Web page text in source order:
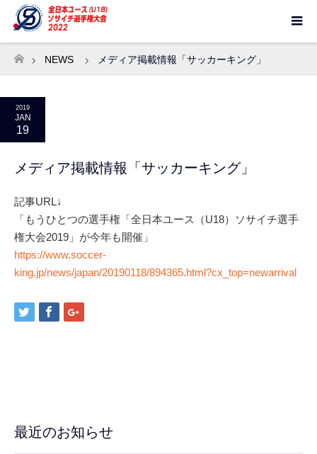
ホーム
NEWS メディア掲載情報「サッカーキング」
2019
JAN
19
メディア掲載情報「サッカーキング」
記事URL↓
「もうひとつの選手権「全日本ユース（U18）ソサイチ選手
権大会2019」が今年も開催」
https://www.soccer-
king.jp/news/japan/20190118/894365.html?cx_top=newarrival
最近のお知らせ